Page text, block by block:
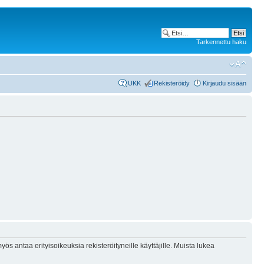
Tarkennettu haku
UKK Rekisteröidy Kirjaudu sisään
antaa erityisoikeuksia rekisteröityneille käyttäjille. Muista lukea